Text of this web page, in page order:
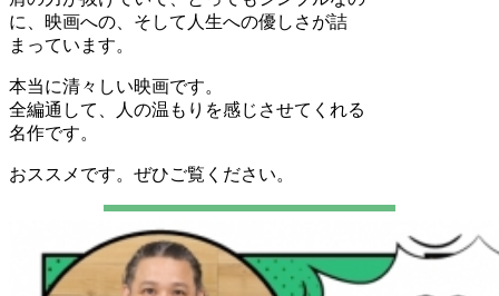
に、映画への、そして人生への優しさが詰
まっています。
本当に清々しい映画です。
全編通して、人の温もりを感じさせてくれる
名作です。
おススメです。ぜひご覧ください。